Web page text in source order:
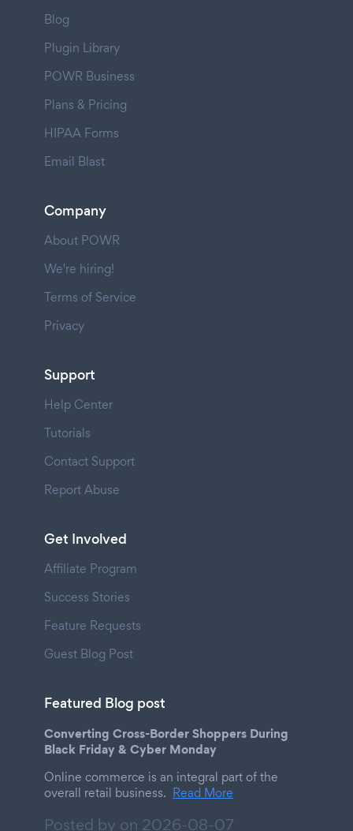
Blog
Plugin Library
POWR Business
Plans & Pricing
HIPAA Forms
Email Blast
Company
About POWR
We're hiring!
Terms of Service
Privacy
Support
Help Center
Tutorials
Contact Support
Report Abuse
Get Involved
Affiliate Program
Success Stories
Feature Requests
Guest Blog Post
Featured Blog post
Converting Cross-Border Shoppers During
Black Friday & Cyber Monday
Online commerce is an integral part of the
overall retail business. Read More
Posted by on 2026-08-07